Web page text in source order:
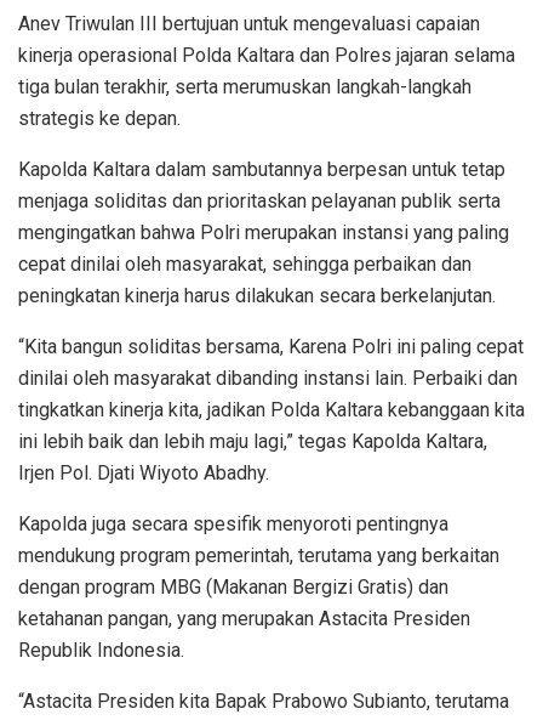
Anev Triwulan III bertujuan untuk mengevaluasi capaian
kinerja operasional Polda Kaltara dan Polres jajaran selama
tiga bulan terakhir, serta merumuskan langkah-langkah
strategis ke depan.
Kapolda Kaltara dalam sambutannya berpesan untuk tetap
menjaga soliditas dan prioritaskan pelayanan publik serta
mengingatkan bahwa Polri merupakan instansi yang paling
cepat dinilai oleh masyarakat, sehingga perbaikan dan
peningkatan kinerja harus dilakukan secara berkelanjutan.
“Kita bangun soliditas bersama, Karena Polri ini paling cepat
dinilai oleh masyarakat dibanding instansi lain. Perbaiki dan
tingkatkan kinerja kita, jadikan Polda Kaltara kebanggaan kita
ini lebih baik dan lebih maju lagi,” tegas Kapolda Kaltara,
Irjen Pol. Djati Wiyoto Abadhy.
Kapolda juga secara spesifik menyoroti pentingnya
mendukung program pemerintah, terutama yang berkaitan
dengan program MBG (Makanan Bergizi Gratis) dan
ketahanan pangan, yang merupakan Astacita Presiden
Republik Indonesia.
“Astacita Presiden kita Bapak Prabowo Subianto, terutama